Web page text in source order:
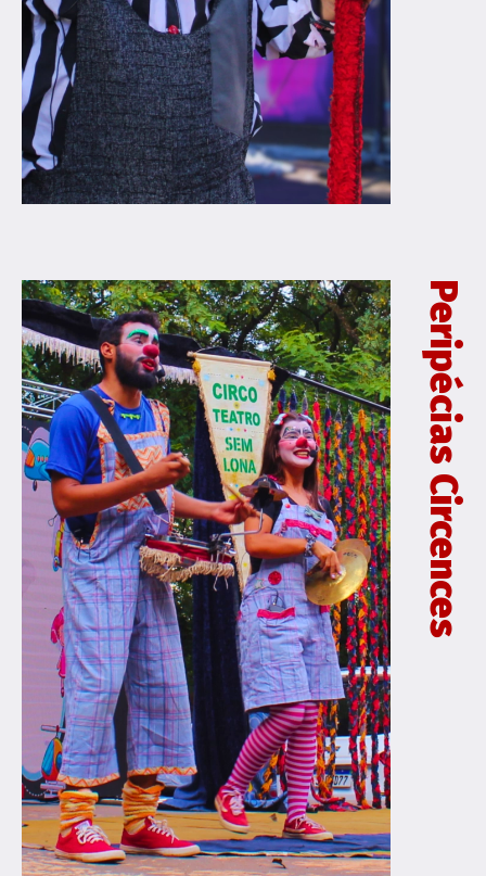
Peripécias Circences